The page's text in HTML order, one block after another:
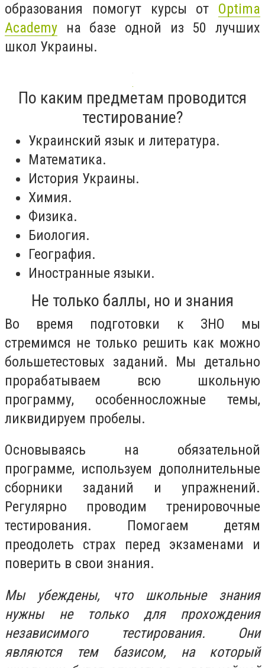
образования помогут курсы от Optima
Academy на базе одной из 50 лучших
школ Украины.
По каким предметам проводится
тестирование?
Украинский язык и литература.
Математика.
История Украины.
Химия.
Физика.
Биология.
География.
Иностранные языки.
Не только баллы, но и знания
Во время подготовки к ЗНО мы
стремимся не только решить как можно
большетестовых заданий. Мы детально
прорабатываем всю школьную
программу, особенносложные темы,
ликвидируем пробелы.
Основываясь на обязательной
программе, используем дополнительные
сборники заданий и упражнений.
Регулярно проводим тренировочные
тестирования. Помогаем детям
преодолеть страх перед экзаменами и
поверить в свои знания.
Мы убеждены, что школьные знания
нужны не только для прохождения
независимого тестирования. Они
являются тем базисом, на который